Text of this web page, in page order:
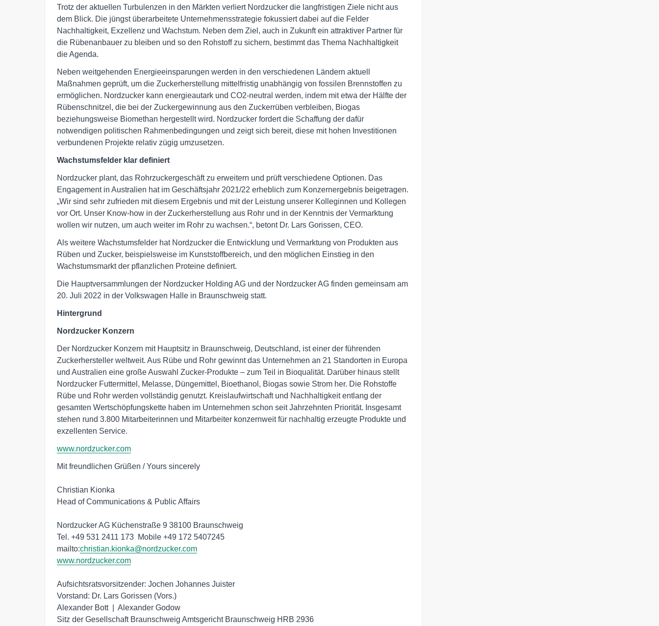
Trotz der aktuellen Turbulenzen in den Märkten verliert Nordzucker die langfristigen Ziele nicht aus
dem Blick. Die jüngst überarbeitete Unternehmensstrategie fokussiert dabei auf die Felder
Nachhaltigkeit, Exzellenz und Wachstum. Neben dem Ziel, auch in Zukunft ein attraktiver Partner für
die Rübenanbauer zu bleiben und so den Rohstoff zu sichern, bestimmt das Thema Nachhaltigkeit
die Agenda.
Neben weitgehenden Energieeinsparungen werden in den verschiedenen Ländern aktuell
Maßnahmen geprüft, um die Zuckerherstellung mittelfristig unabhängig von fossilen Brennstoffen zu
ermöglichen. Nordzucker kann energieautark und CO2-neutral werden, indem mit etwa der Hälfte der
Rübenschnitzel, die bei der Zuckergewinnung aus den Zuckerrüben verbleiben, Biogas
beziehungsweise Biomethan hergestellt wird. Nordzucker fordert die Schaffung der dafür
notwendigen politischen Rahmenbedingungen und zeigt sich bereit, diese mit hohen Investitionen
verbundenen Projekte relativ zügig umzusetzen.
Wachstumsfelder klar definiert
Nordzucker plant, das Rohrzuckergeschäft zu erweitern und prüft verschiedene Optionen. Das
Engagement in Australien hat im Geschäftsjahr 2021/22 erheblich zum Konzernergebnis beigetragen.
„Wir sind sehr zufrieden mit diesem Ergebnis und mit der Leistung unserer Kolleginnen und Kollegen
vor Ort. Unser Know-how in der Zuckerherstellung aus Rohr und in der Kenntnis der Vermarktung
wollen wir nutzen, um auch weiter im Rohr zu wachsen.“, betont Dr. Lars Gorissen, CEO.
Als weitere Wachstumsfelder hat Nordzucker die Entwicklung und Vermarktung von Produkten aus
Rüben und Zucker, beispielsweise im Kunststoffbereich, und den möglichen Einstieg in den
Wachstumsmarkt der pflanzlichen Proteine definiert.
Die Hauptversammlungen der Nordzucker Holding AG und der Nordzucker AG finden gemeinsam am
20. Juli 2022 in der Volkswagen Halle in Braunschweig statt.
Hintergrund
Nordzucker Konzern
Der Nordzucker Konzern mit Hauptsitz in Braunschweig, Deutschland, ist einer der führenden
Zuckerhersteller weltweit. Aus Rübe und Rohr gewinnt das Unternehmen an 21 Standorten in Europa
und Australien eine große Auswahl Zucker-Produkte – zum Teil in Bioqualität. Darüber hinaus stellt
Nordzucker Futtermittel, Melasse, Düngemittel, Bioethanol, Biogas sowie Strom her. Die Rohstoffe
Rübe und Rohr werden vollständig genutzt. Kreislaufwirtschaft und Nachhaltigkeit entlang der
gesamten Wertschöpfungskette haben im Unternehmen schon seit Jahrzehnten Priorität. Insgesamt
stehen rund 3.800 Mitarbeiterinnen und Mitarbeiter konzernweit für nachhaltig erzeugte Produkte und
exzellenten Service.
www.nordzucker.com
Mit freundlichen Grüßen / Yours sincerely
Christian Kionka
Head of Communications & Public Affairs
Nordzucker AG Küchenstraße 9 38100 Braunschweig
Tel. +49 531 2411 173  Mobile +49 172 5407245
mailto:christian.kionka@nordzucker.com
www.nordzucker.com
Aufsichtsratsvorsitzender: Jochen Johannes Juister
Vorstand: Dr. Lars Gorissen (Vors.)
Alexander Bott  |  Alexander Godow
Sitz der Gesellschaft Braunschweig Amtsgericht Braunschweig HRB 2936